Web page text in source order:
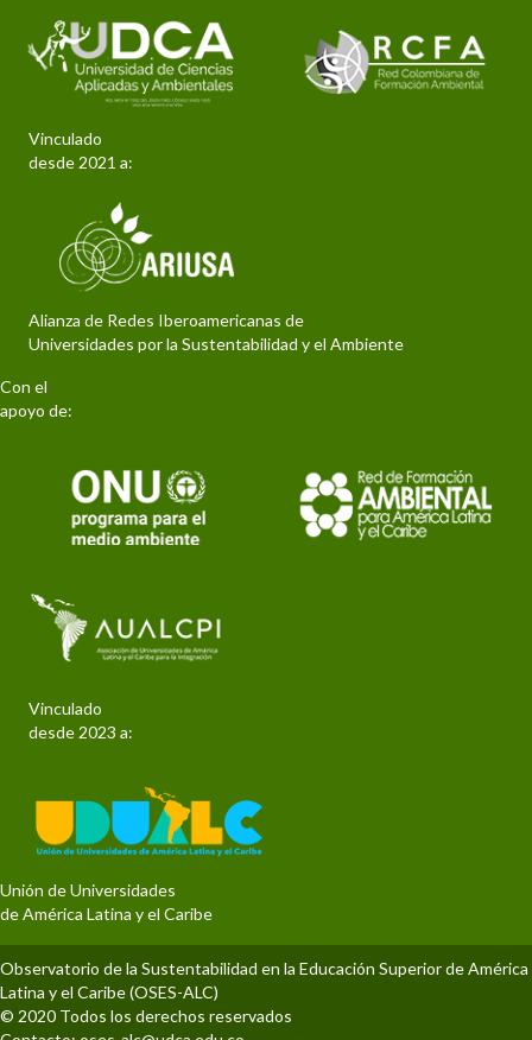
Vinculado
desde 2021 a:
Alianza de Redes Iberoamericanas de
Universidades por la Sustentabilidad y el Ambiente
Con el
apoyo de:
Vinculado
desde 2023 a:
Unión de Universidades
de América Latina y el Caribe
Observatorio de la Sustentabilidad en la Educación Superior de América
Latina y el Caribe (OSES-ALC)
© 2020 Todos los derechos reservados